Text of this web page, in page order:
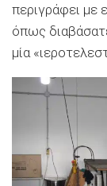
περιγράφει με
όπως
μία